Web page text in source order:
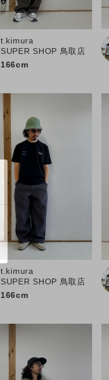
t.kimura
SUPER SHOP 鳥取店
166cm
t.kimura
SUPER SHOP 鳥取店
166cm